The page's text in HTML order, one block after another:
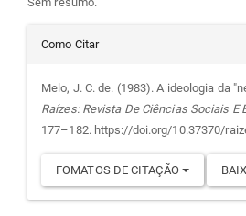
principal
Detalhes
do
artigo
Como Citar
Melo, J. C. de. (1983). A ideologia da
Raízes: Revista De Ciências Sociais E
177–182. https://doi.org/10.37370/
FOMATOS DE CITAÇÃO